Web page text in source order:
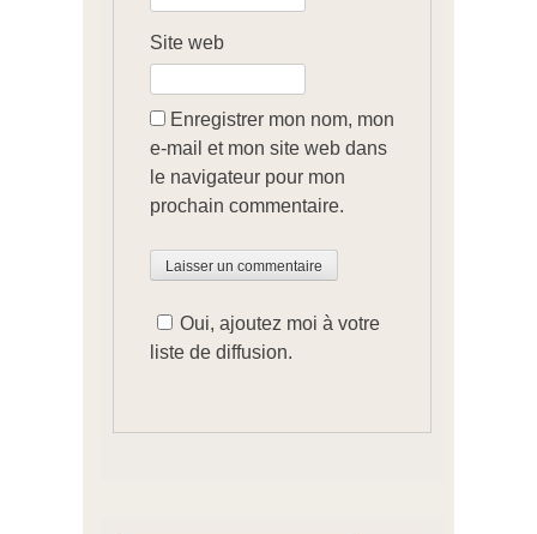
Site web
Enregistrer mon nom, mon
e-mail et mon site web dans
le navigateur pour mon
prochain commentaire.
Oui, ajoutez moi à votre
liste de diffusion.